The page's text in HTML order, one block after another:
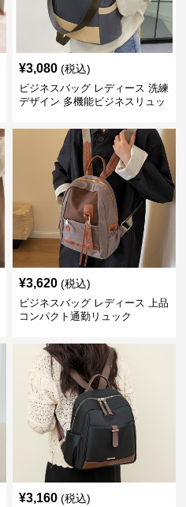
¥3,080 (税込)
ビジネスバッグ レディース 洗練
デザイン 多機能ビジネスリュッ
¥3,620 (税込)
ビジネスバッグ レディース 上品
コンパクト通勤リュック
¥3,160 (税込)